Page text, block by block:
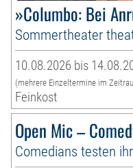
»Columbo: Bei
Sommertheater
10.08.2026 bis
(mehrere Einzeltermine im
Feinkost
Open Mic –
Comedians testen